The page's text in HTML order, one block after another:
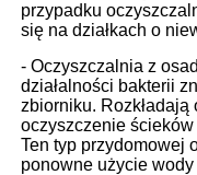
przypadku
się na działkach o
- Oczyszczalnia z
działalności bakterii
zbiorniku.
oczyszczenie
Ten typ przydomowej
ponowne użycie